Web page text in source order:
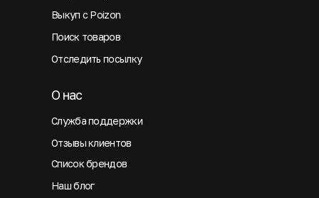
Выкуп с Poizon
Поиск товаров
Отследить посылку
Служба поддержки
О нас
Отзывы клиентов
Список брендов
Наш блог